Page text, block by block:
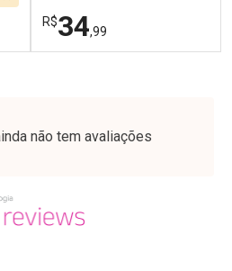
R$34,99
Laboratório
Por Menos
não tem avaliações